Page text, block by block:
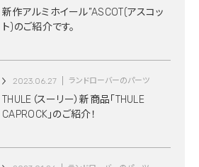
新作アルミホイール”ASCOT(アスコッ
ト)のご紹介です。
2023.06.27 ランドローバーのパーツ
THULE（スーリー）新商品「THULE
CAPROCK」のご紹介！